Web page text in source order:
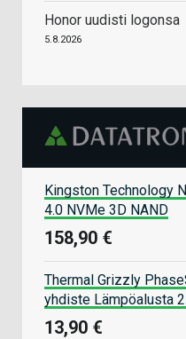
Honor uudisti logonsa
5.8.2026
Kingston Technology
4.0 NVMe 3D NAND
158,90 €
Thermal Grizzly
yhdiste Lämpöalusta
13,90 €